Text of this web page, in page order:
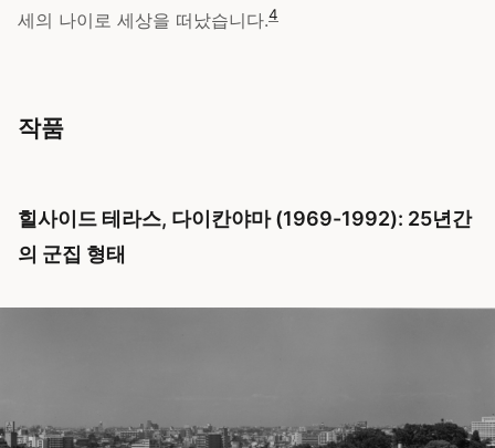
세의 나이로 세상을 떠났습니다.4
작품
힐사이드 테라스, 다이칸야마 (1969-1992): 25년간
의 군집 형태